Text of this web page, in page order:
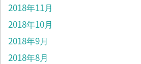
2018年11月
2018年10月
2018年9月
2018年8月